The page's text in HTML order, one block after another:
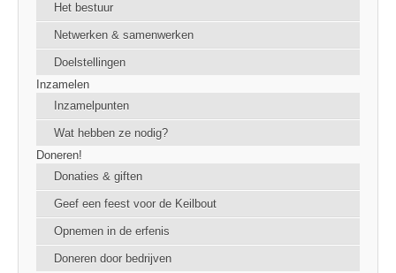
Het bestuur
Netwerken & samenwerken
Doelstellingen
Inzamelen
Inzamelpunten
Wat hebben ze nodig?
Doneren!
Donaties & giften
Geef een feest voor de Keilbout
Opnemen in de erfenis
Doneren door bedrijven